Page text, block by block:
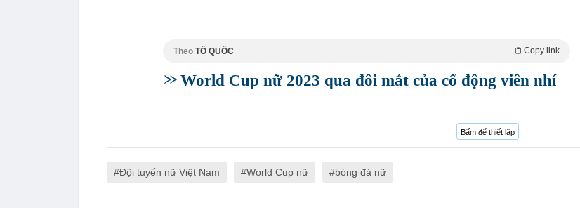
Theo TỔ QUỐC Copy link
World Cup nữ 2023 qua đôi mắt của cổ động viên nhí
Bấm để thiết lập
Đội tuyển nữ Việt Nam World Cup nữ bóng đá nữ